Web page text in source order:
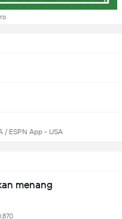
/ ESPN App - USA
menang